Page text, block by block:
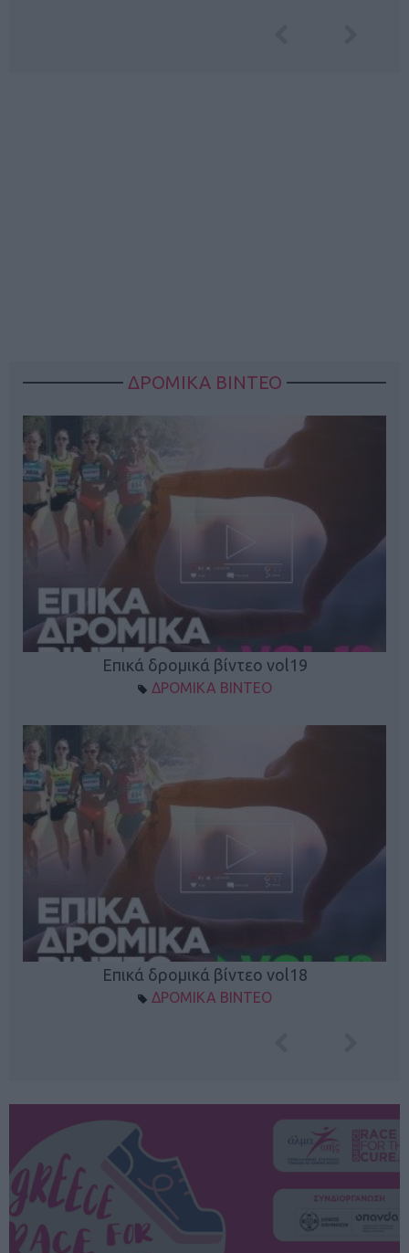
ΔΡΟΜΙΚΑ ΒΙΝΤΕΟ
Επικά δρομικά βίντεο vol19
ΔΡΟΜΙΚΑ ΒΙΝΤΕΟ
Επικά δρομικά βίντεο vol18
ΔΡΟΜΙΚΑ ΒΙΝΤΕΟ